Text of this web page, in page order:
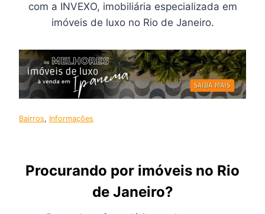
com a INVEXO, imobiliária especializada em
imóveis de luxo no Rio de Janeiro.
Bairros, Informações
Procurando por imóveis no Rio
de Janeiro?